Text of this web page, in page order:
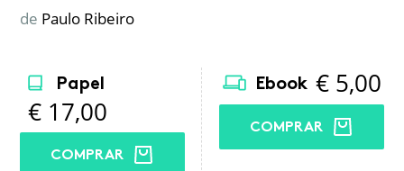
de Paulo Ribeiro
Papel
€ 17,00
COMPRAR
Ebook € 5,00
COMPRAR